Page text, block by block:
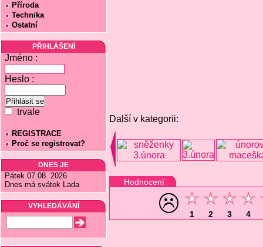
Příroda
Technika
Ostatní
PŘIHLÁŠENÍ
Jméno :
Heslo :
trvale
REGISTRACE
Proč se registrovat?
DNES JE
Pátek 07.08. 2026
Dnes má svátek Lada
VYHLEDÁVÁNÍ
Další v kategorii:
Hodnocení
1 2 3 4